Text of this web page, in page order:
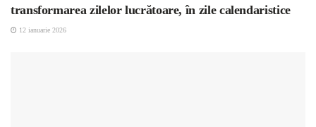
transformarea zilelor lucrătoare, în zile calendaristice
12 ianuarie 2026